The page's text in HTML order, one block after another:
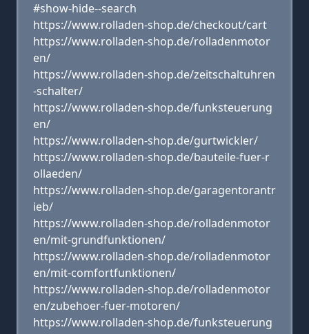
#show-hide--search
https://www.rolladen-shop.de/checkout/cart
https://www.rolladen-shop.de/rolladenmotor
en/
https://www.rolladen-shop.de/zeitschaltuhren
-schalter/
https://www.rolladen-shop.de/funksteuerung
en/
https://www.rolladen-shop.de/gurtwickler/
https://www.rolladen-shop.de/bauteile-fuer-r
ollaeden/
https://www.rolladen-shop.de/garagentorantr
ieb/
https://www.rolladen-shop.de/rolladenmotor
en/mit-grundfunktionen/
https://www.rolladen-shop.de/rolladenmotor
en/mit-comfortfunktionen/
https://www.rolladen-shop.de/rolladenmotor
en/zubehoer-fuer-motoren/
https://www.rolladen-shop.de/funksteuerung